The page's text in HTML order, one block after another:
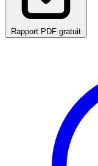
Rapport PDF gratuit